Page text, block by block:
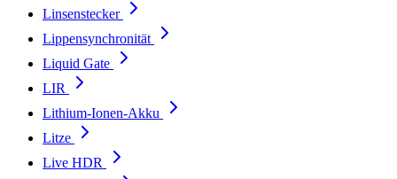
Linsenstecker
Lippensynchronität
Liquid Gate
LIR
Lithium-Ionen-Akku
Litze
Live HDR